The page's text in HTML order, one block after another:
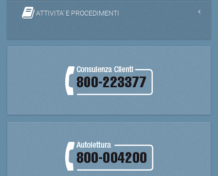
ATTIVITA' E PROCEDIMENTI